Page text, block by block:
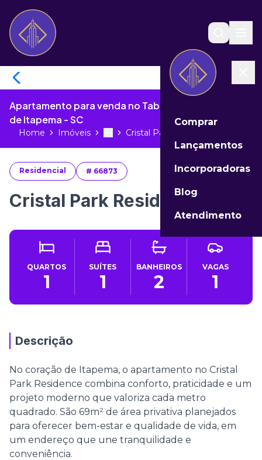
Comprar
Lançamentos
Incorporadoras
Blog
Atendimento
Apartamento para venda no Tabuleiro da Oliveiras
de Itapema - SC
Home Imóveis More
Toggle menu
Cristal Park Residence valor...
Residencial # 66873
Cristal Park Residence valor
QUARTOS
1
SUÍTES
1
BANHEIROS
2
VAGAS
1
Descrição
No coração de Itapema, o apartamento no Cristal
Park Residence combina conforto, praticidade e um
projeto moderno que valoriza cada metro
quadrado. São 69m² de área privativa planejados
para oferecer bem-estar e qualidade de vida, em
um endereço que une tranquilidade e
conveniência.